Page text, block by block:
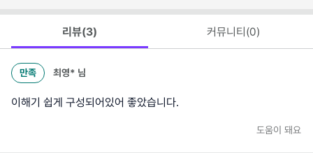
리뷰(3) 커뮤니티(0)
만족 최영* 님
이해기 쉽게 구성되어있어 좋았습니다.
도움이 돼요